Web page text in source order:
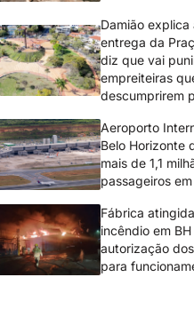
Damião explica
entrega da
diz que vai
empreiteiras
descumprirem
Aeroporto
Belo Horizonte
mais de 1,1
passageiros
Fábrica
incêndio em
autorização
para